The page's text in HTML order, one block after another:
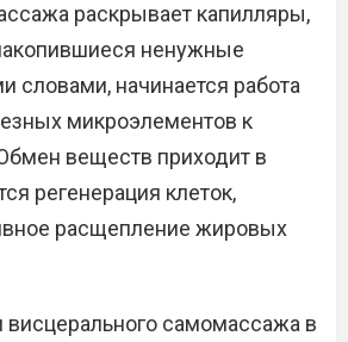
раскрывает капилляры,
ненужные
словами, начинается работа
микроэлементов к
веществ приходит в
регенерация клеток,
расщепление жировых
самомассажа в